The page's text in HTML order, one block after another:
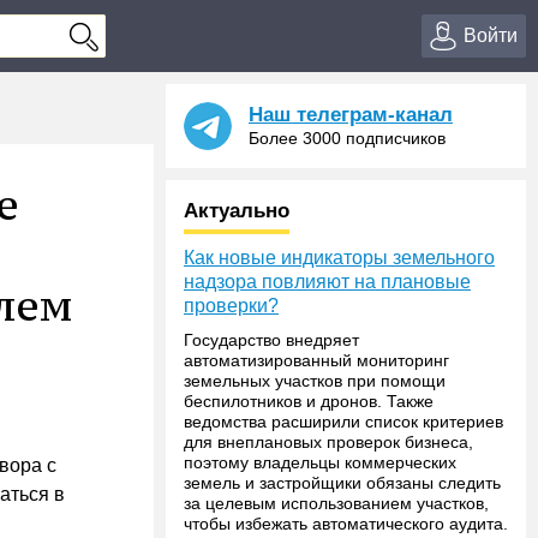
Войти
с
в
Наш телеграм-канал
Более 3000 подписчиков
Актуально
Как новые индикаторы земельного
надзора повлияют на плановые
проверки?
Государство внедряет
автоматизированный мониторинг
земельных участков при помощи
беспилотников и дронов. Также
ведомства расширили список критериев
для внеплановых проверок бизнеса,
поэтому владельцы коммерческих
земель и застройщики обязаны следить
за целевым использованием участков,
чтобы избежать автоматического аудита.